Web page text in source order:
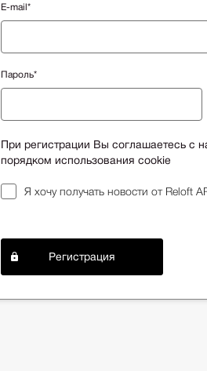
E-mail*
Пароль*
При регистрации Вы соглашаетесь с
порядком использования cookie
Я хочу получать новости от Reloft
Регистрация